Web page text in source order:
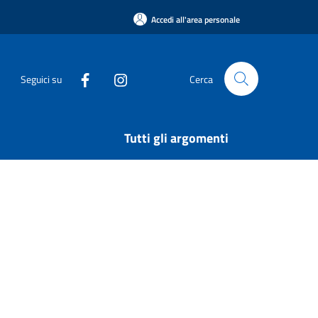
Accedi all'area personale
Seguici su Cerca
Tutti gli argomenti